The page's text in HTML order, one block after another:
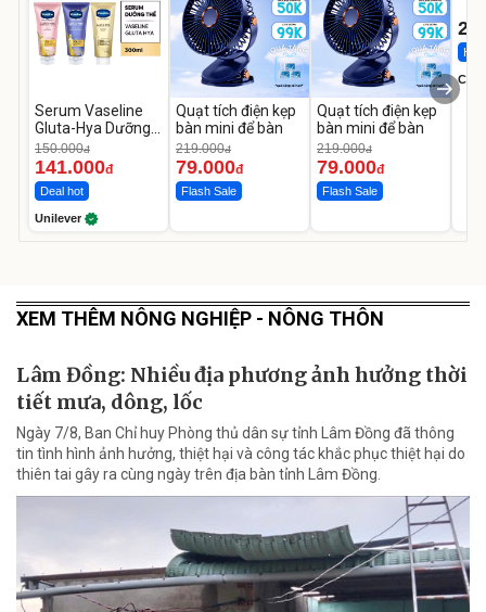
Serum Vaseline
Gluta-Hya Dưỡng
Da Sáng Mịn Sau 7
Ngày
150.000đ
141.000đ
Deal hot
Unilever
Quạt tích điện kẹp
bàn mini để bàn
219.000đ
79.000đ
Flash Sale
Quạt tích điện kẹp
bàn mini để bàn
219.000đ
79.000đ
Flash Sale
Hot
XEM THÊM NÔNG NGHIỆP - NÔNG THÔN
Lâm Đồng: Nhiều địa phương ảnh hưởng thời
tiết mưa, dông, lốc
Ngày 7/8, Ban Chỉ huy Phòng thủ dân sự tỉnh Lâm Đồng đã thông
tin tình hình ảnh hưởng, thiệt hại và công tác khắc phục thiệt hại do
thiên tai gây ra cùng ngày trên địa bàn tỉnh Lâm Đồng.